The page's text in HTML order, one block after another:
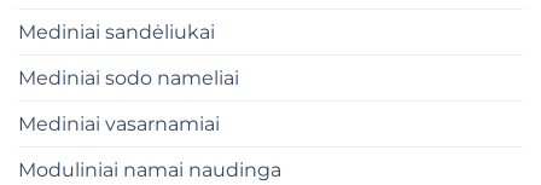
Mediniai sandėliukai
Mediniai sodo nameliai
Mediniai vasarnamiai
Moduliniai namai naudinga